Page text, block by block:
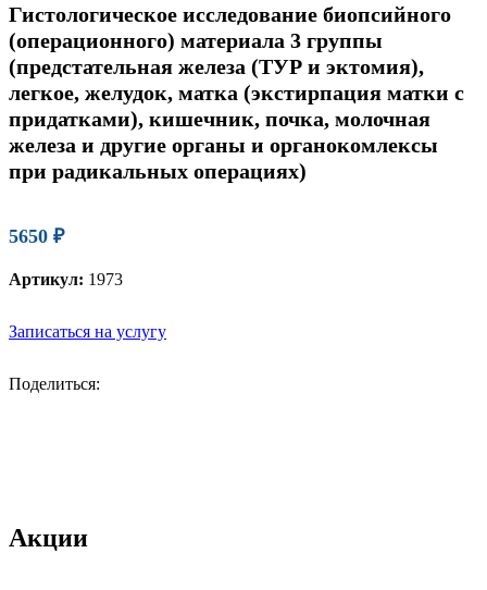
Гистологическое исследование биопсийного
(операционного) материала 3 группы
(предстательная железа (ТУР и эктомия),
легкое, желудок, матка (экстирпация матки с
придатками), кишечник, почка, молочная
железа и другие органы и органокомлексы
при радикальных операциях)
5650 ₽
Артикул: 1973
Записаться на услугу
Поделиться:
Акции